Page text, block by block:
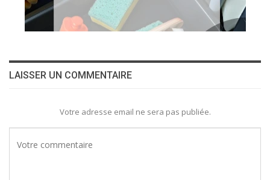
LAISSER UN COMMENTAIRE
Votre adresse email ne sera pas publiée.